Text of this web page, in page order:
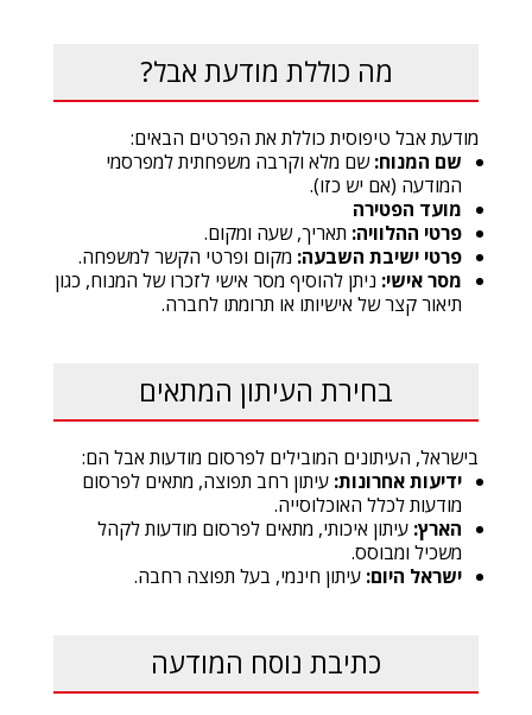
מה כוללת מודעת אבל?
מודעת אבל טיפוסית כוללת את הפרטים הבאים:
שם המנוח:שם מלא וקרבה משפחתית למפרסמי
המודעה (אם יש כזו).
מועד הפטירה
פרטי ההלוויה: תאריך, שעה ומקום.
פרטי ישיבת השבעה: מקום ופרטי הקשר למשפחה.
מסר אישי: ניתן להוסיף מסר אישי לזכרו של המנוח, כגון
תיאור קצר של אישיותו או תרומתו לחברה.
בחירת העיתון המתאים
בישראל, העיתונים המובילים לפרסום מודעות אבל הם:
ידיעות אחרונות: עיתון רחב תפוצה, מתאים לפרסום
מודעות לכלל האוכלוסייה.
הארץ: עיתון איכותי, מתאים לפרסום מודעות לקהל
משכיל ומבוסס.
ישראל היום: עיתון חינמי, בעל תפוצה רחבה.
כתיבת נוסח המודעה